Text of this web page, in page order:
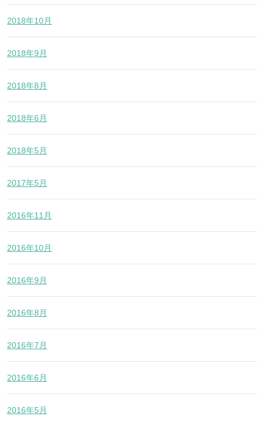
2018年10月
2018年9月
2018年8月
2018年6月
2018年5月
2017年5月
2016年11月
2016年10月
2016年9月
2016年8月
2016年7月
2016年6月
2016年5月